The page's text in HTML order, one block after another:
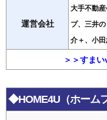
運営会社
大手不動
プ、三井
介＋、小田
＞＞すま
◆HOME4U（ホーム